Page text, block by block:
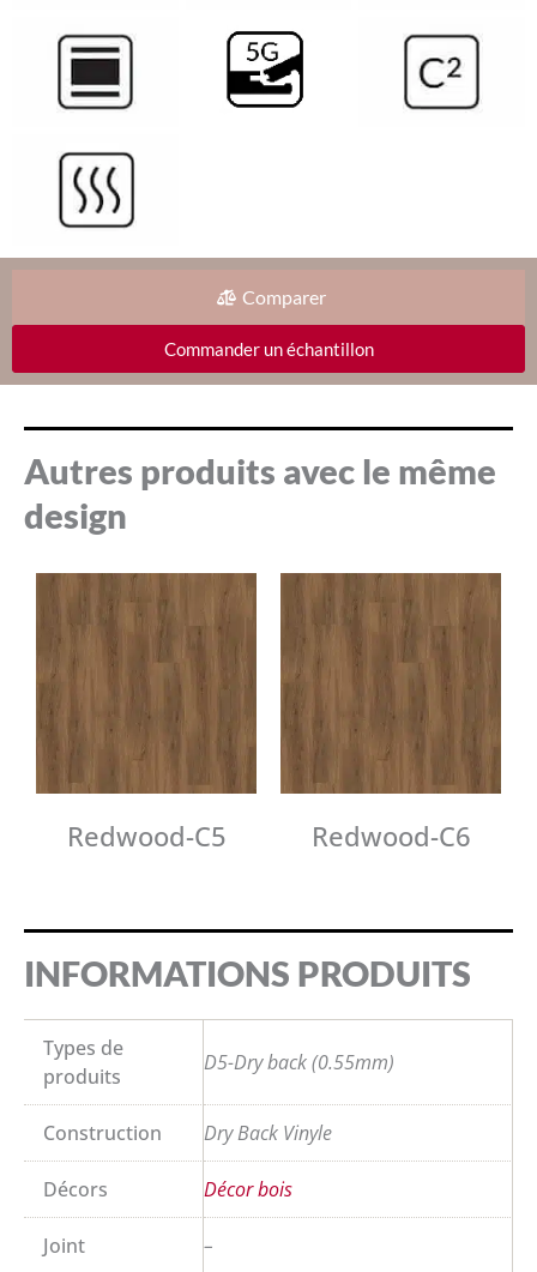
Comparer
Commander un échantillon
Autres produits avec le même
design
Redwood-C5 Redwood-C6
INFORMATIONS PRODUITS
Types de
produits
D5-Dry back (0.55mm)
Construction Dry Back Vinyle
Décors Décor bois
Joint –